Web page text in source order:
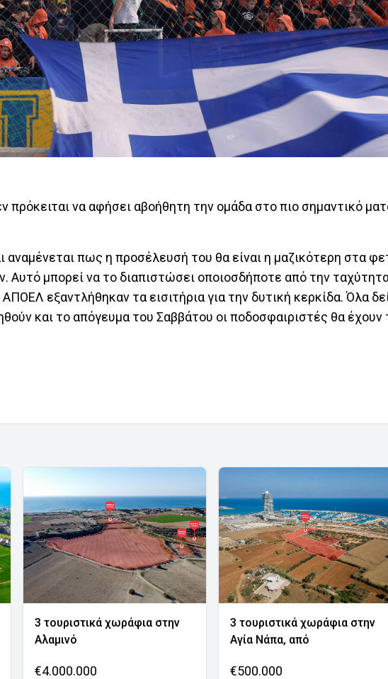
να αφήσει αβοήθητη την ομάδα στο πιο σημαντικό
πως η προσέλευσή του θα είναι η μαζικότερη στα
μπορεί να το διαπιστώσει οποιοσδήποτε από την
εξαντλήθηκαν τα εισιτήρια για την δυτική κερκίδα. Όλα
και το απόγευμα του Σαββάτου οι ποδοσφαιριστές θα έχουν
3 τουριστικά χωράφια στην
Αλαμινό
€4.000.000
3 τουριστικά χωράφια στην
Αγία Νάπα, από
€500.000